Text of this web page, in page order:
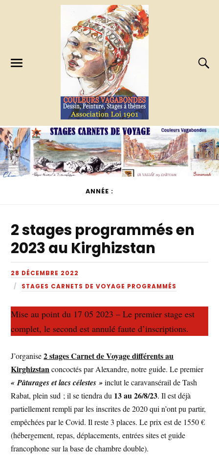
ANNÉE :
2 stages programmés en
2023 au Kirghizstan
28 DÉCEMBRE 2022
STAGES CARNETS DE VOYAGE PROGRAMMÉS
Mise au point du 17 05 2023 – Le premier stage est
complet, le second est annulé faute d’inscriptions.
J’organise2 stages Carnet de Voyage différents au
Kirghizstanconcoctés par Alexandre, notre guide. Le premier
« Pâturages et lacs célestes »inclut le caravansérail de Tash
Rabat, plein sud ; il se tiendra du 13 au 26/8/23. Il est déjà
partiellement rempli par les inscrites de 2020 qui n’ont pu partir,
empêchées par le Covid. Il reste 3 places. Le prix est de 1550 €
(hébergement, repas, déplacements, entrées sites et guide
francophone sur la base de chambre double).